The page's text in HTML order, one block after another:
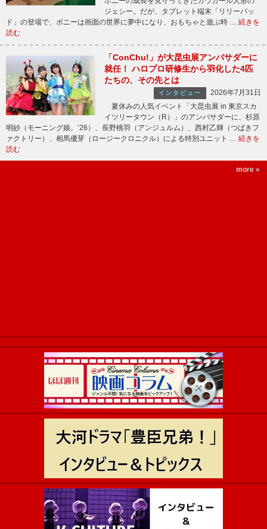
ジェシー。だが、タブレット端末「リリーパッ
ド」の登場で、ボニーは画面の世界に夢中になり、おもちゃと遊ぶ時 … 続きを
読む
「ConChu!」が大昆虫展アンバサダーに
就任！ ハロプロ研修生から羽化した4匹
たちの、その先とは
インタビュー
2026年7月31日
夏休みの人気イベント「大昆虫展 in 東京スカ
イツリータウン（R）」のアンバサダーに、杉原
明紗（モーニング娘。’26）、長野桃羽（アンジュルム）、西村乙輝（つばきフ
ァクトリー）、相馬優芽（ロージークロニクル）による特別ユニット … 続きを
読む
more »